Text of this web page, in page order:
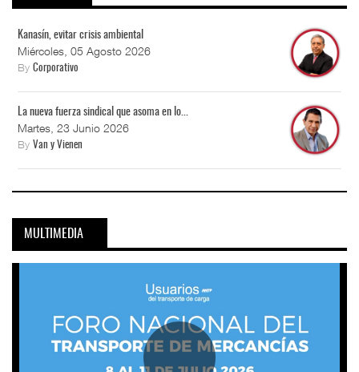
Kanasín, evitar crisis ambiental
Miércoles, 05 Agosto 2026
By Corporativo
La nueva fuerza sindical que asoma en lo...
Martes, 23 Junio 2026
By Van y Vienen
MULTIMEDIA